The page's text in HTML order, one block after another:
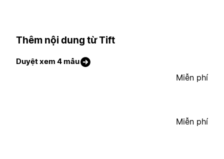
Thêm nội dung từ Tift
Duyệt xem 4 mẫu
Miễn phí
Miễn phí